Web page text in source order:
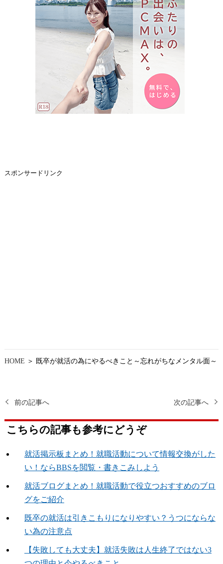
スポンサードリンク
HOME ＞ 既卒が就活の為にやるべきこと～忘れがちなメンタル面～
前の記事へ 次の記事へ
こちらの記事も参考にどうぞ
就活掲示板まとめ！就職活動について情報交換がした
い！ならBBSを閲覧・書きこみしよう
就活ブログまとめ！就職活動で役立つおすすめのブロ
グをご紹介
既卒の就活は引きこもりになりやすい？うつにならな
い為の注意点
【失敗しても大丈夫】就活失敗は人生終了ではない3